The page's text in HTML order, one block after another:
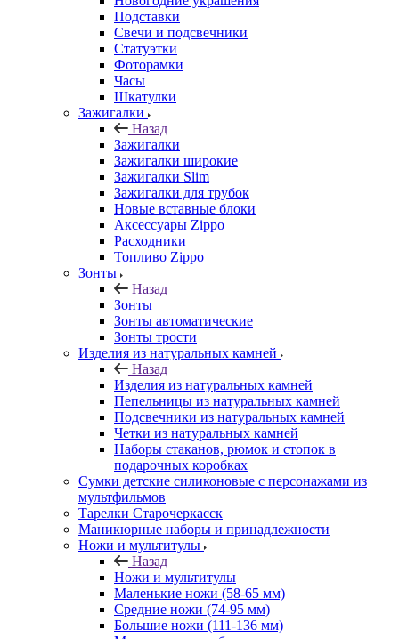
Подставки
Свечи и подсвечники
Статуэтки
Фоторамки
Часы
Шкатулки
Зажигалки
Назад
Зажигалки
Зажигалки широкие
Зажигалки Slim
Зажигалки для трубок
Новые вставные блоки
Аксессуары Zippo
Расходники
Топливо Zippo
Зонты
Назад
Зонты
Зонты автоматические
Зонты трости
Изделия из натуральных камней
Назад
Изделия из натуральных камней
Пепельницы из натуральных камней
Подсвечники из натуральных камней
Четки из натуральных камней
Наборы стаканов, рюмок и стопок в
подарочных коробках
Сумки детские силиконовые с персонажами из
мультфильмов
Тарелки Старочеркасск
Маникюрные наборы и принадлежности
Ножи и мультитулы
Назад
Ножи и мультитулы
Маленькие ножи (58-65 мм)
Средние ножи (74-95 мм)
Большие ножи (111-136 мм)